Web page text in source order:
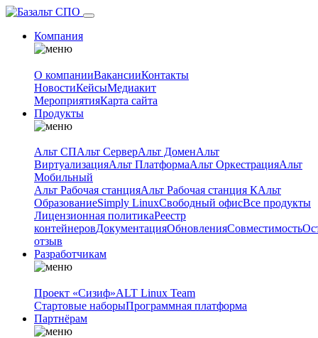
Компания
О компанииВакансииКонтакты
НовостиКейсыМедиакит
МероприятияКарта сайта
Продукты
Альт СПАльт СерверАльт ДоменАльт
ВиртуализацияАльт ПлатформаАльт ОркестрацияАльт
Мобильный
Альт Рабочая станцияАльт Рабочая станция КАльт
ОбразованиеSimply LinuxСвободный офисВсе продукты
Лицензионная политикаРеестр
контейнеровДокументацияОбновленияСовместимость
отзыв
Разработчикам
Проект «Сизиф»ALT Linux Team
Стартовые наборыПрограммная платформа
Партнёрам